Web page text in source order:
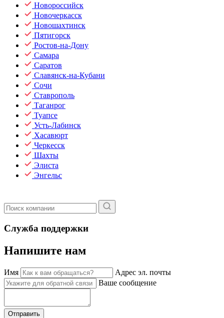
Новороссийск
Новочеркасск
Новошахтинск
Пятигорск
Ростов-на-Дону
Самара
Саратов
Славянск-на-Кубани
Сочи
Ставрополь
Таганрог
Туапсе
Усть-Лабинск
Хасавюрт
Черкесск
Шахты
Элиста
Энгельс
Служба поддержки
Напишите нам
Имя
Адрес эл. почты
Ваше сообщение
Отправить